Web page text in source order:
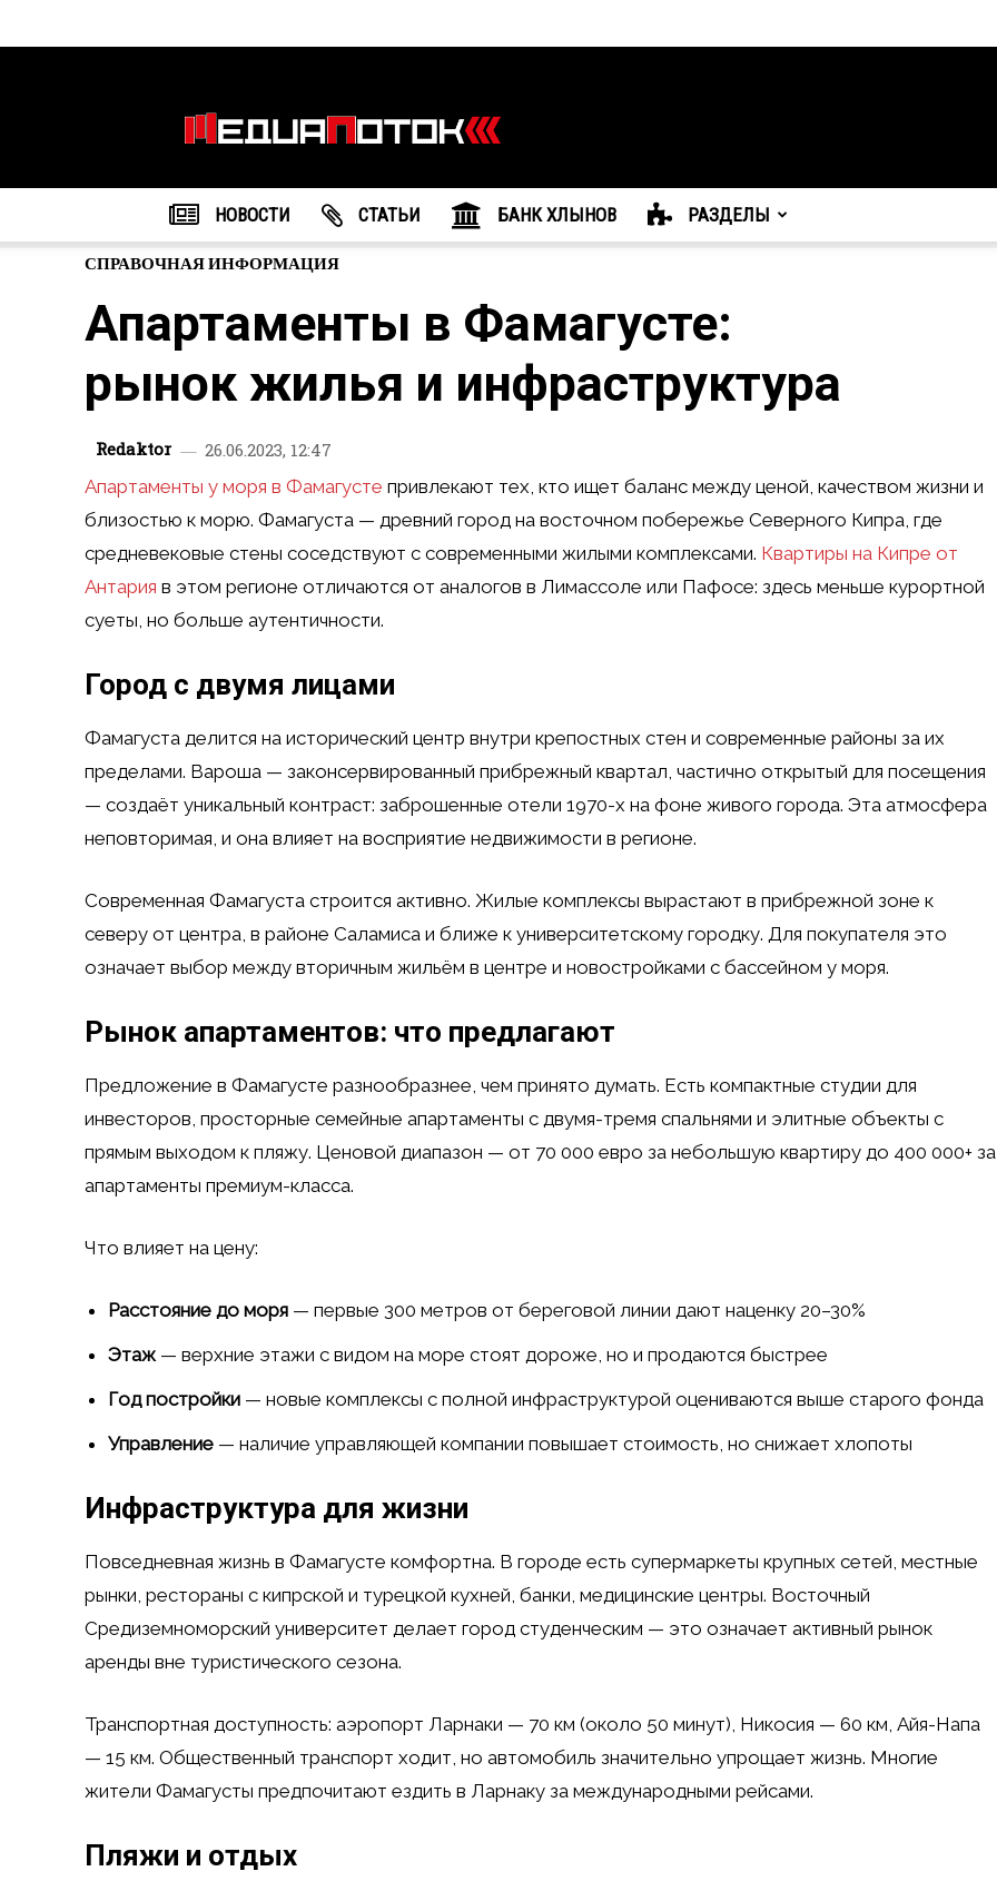
агентство
"МедиаПоток"
НОВОСТИ CТАТЬИ БАНК ХЛЫНОВ РАЗДЕЛЫ
СПРАВОЧНАЯ ИНФОРМАЦИЯ
Апартаменты в Фамагусте:
рынок жилья и инфраструктура
Redaktor
26.06.2023, 12:47
Апартаменты у моря в Фамагусте привлекают тех, кто ищет баланс между ценой, качеством жизни и
близостью к морю. Фамагуста — древний город на восточном побережье Северного Кипра, где
средневековые стены соседствуют с современными жилыми комплексами. Квартиры на Кипре от
Антария в этом регионе отличаются от аналогов в Лимассоле или Пафосе: здесь меньше курортной
суеты, но больше аутентичности.
Город с двумя лицами
Фамагуста делится на исторический центр внутри крепостных стен и современные районы за их
пределами. Вароша — законсервированный прибрежный квартал, частично открытый для посещения
— создаёт уникальный контраст: заброшенные отели 1970-х на фоне живого города. Эта атмосфера
неповторимая, и она влияет на восприятие недвижимости в регионе.
Современная Фамагуста строится активно. Жилые комплексы вырастают в прибрежной зоне к
северу от центра, в районе Саламиса и ближе к университетскому городку. Для покупателя это
означает выбор между вторичным жильём в центре и новостройками с бассейном у моря.
Рынок апартаментов: что предлагают
Предложение в Фамагусте разнообразнее, чем принято думать. Есть компактные студии для
инвесторов, просторные семейные апартаменты с двумя-тремя спальнями и элитные объекты с
прямым выходом к пляжу. Ценовой диапазон — от 70 000 евро за небольшую квартиру до 400 000+ за
апартаменты премиум-класса.
Что влияет на цену:
Расстояние до моря — первые 300 метров от береговой линии дают наценку 20–30%
Этаж — верхние этажи с видом на море стоят дороже, но и продаются быстрее
Год постройки — новые комплексы с полной инфраструктурой оцениваются выше старого фонда
Управление — наличие управляющей компании повышает стоимость, но снижает хлопоты
Инфраструктура для жизни
Повседневная жизнь в Фамагусте комфортна. В городе есть супермаркеты крупных сетей, местные
рынки, рестораны с кипрской и турецкой кухней, банки, медицинские центры. Восточный
Средиземноморский университет делает город студенческим — это означает активный рынок
аренды вне туристического сезона.
Транспортная доступность: аэропорт Ларнаки — 70 км (около 50 минут), Никосия — 60 км, Айя-Напа
— 15 км. Общественный транспорт ходит, но автомобиль значительно упрощает жизнь. Многие
жители Фамагусты предпочитают ездить в Ларнаку за международными рейсами.
Пляжи и отдых